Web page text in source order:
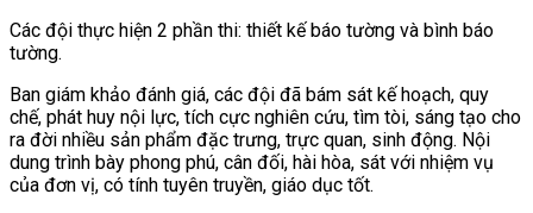
Các đội thực hiện 2 phần thi: thiết kế báo tường và bình báo
tường.
Ban giám khảo đánh giá, các đội đã bám sát kế hoạch, quy
chế, phát huy nội lực, tích cực nghiên cứu, tìm tòi, sáng tạo cho
ra đời nhiều sản phẩm đặc trưng, trực quan, sinh động. Nội
dung trình bày phong phú, cân đối, hài hòa, sát với nhiệm vụ
của đơn vị, có tính tuyên truyền, giáo dục tốt.